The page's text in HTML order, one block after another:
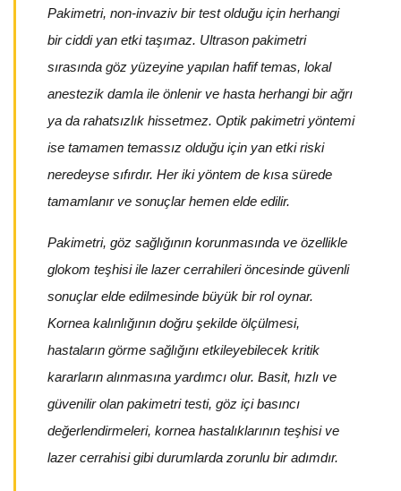
Pakimetri, non-invaziv bir test olduğu için herhangi
bir ciddi yan etki taşımaz. Ultrason pakimetri
sırasında göz yüzeyine yapılan hafif temas, lokal
anestezik damla ile önlenir ve hasta herhangi bir ağrı
ya da rahatsızlık hissetmez. Optik pakimetri yöntemi
ise tamamen temassız olduğu için yan etki riski
neredeyse sıfırdır. Her iki yöntem de kısa sürede
tamamlanır ve sonuçlar hemen elde edilir.
Pakimetri, göz sağlığının korunmasında ve özellikle
glokom teşhisi ile lazer cerrahileri öncesinde güvenli
sonuçlar elde edilmesinde büyük bir rol oynar.
Kornea kalınlığının doğru şekilde ölçülmesi,
hastaların görme sağlığını etkileyebilecek kritik
kararların alınmasına yardımcı olur. Basit, hızlı ve
güvenilir olan pakimetri testi, göz içi basıncı
değerlendirmeleri, kornea hastalıklarının teşhisi ve
lazer cerrahisi gibi durumlarda zorunlu bir adımdır.